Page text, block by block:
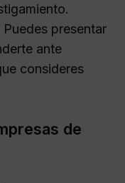
Puedes presentar
ante
consideres
de